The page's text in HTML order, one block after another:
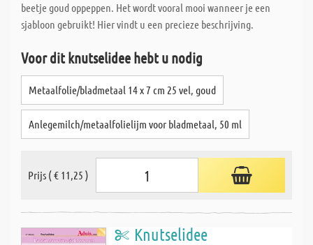
beetje goud oppeppen. Het wordt vooral mooi wanneer je een
sjabloon gebruikt! Hier vindt u een precieze beschrijving.
Voor dit knutselidee hebt u nodig
Metaalfolie/bladmetaal 14 x 7 cm 25 vel, goud
Anlegemilch/metaalfolielijm voor bladmetaal, 50 ml
Prijs ( € 11,25 )
Knutselidee